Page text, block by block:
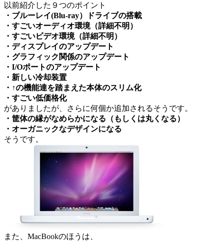
以前紹介した９つのポイント
・ブルーレイ(Blu-ray）ドライブの搭載
・すごいオーディオ環境（詳細不明）
・すごいビデオ環境（詳細不明）
・ディスプレイのアップデート
・グラフィック関係のアップデート
・I/Oポートのアップデート
・新しい冷却装置
・↑の機能達を踏まえた本体のスリム化
・すごい低価格化
がありましたが、さらに何個か追加されるそうです。
・筐体の縁がなめらかになる（もしくは丸くなる）
・オーガニックなデザインになる
そうです。
また、MacBookのほうは、